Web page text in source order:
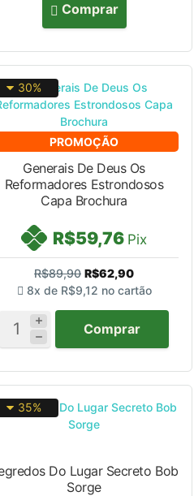
Comprar
PROMOÇÃO
30%
Generais De Deus Os
Reformadores Estrondosos
Capa Brochura
R$59,76 Pix
R$89,90 R$62,90
8x de R$9,12 no cartão
Comprar
35%
Do Lugar Secreto Bob
Sorge